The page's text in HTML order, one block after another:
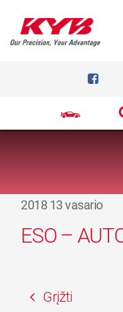
2018 13 vasario
ESO –
Grįžti